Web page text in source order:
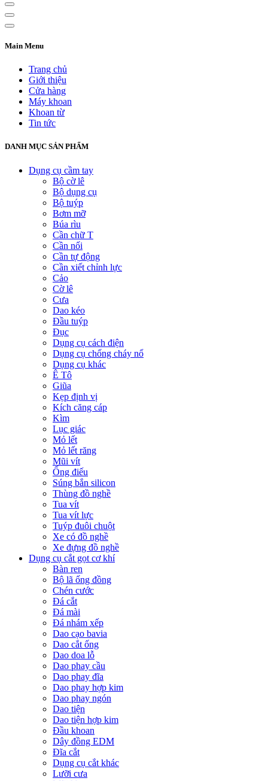
Main Menu
Trang chủ
Giới thiệu
Cửa hàng
Máy khoan
Khoan từ
Tin tức
DANH MỤC SẢN PHẨM
Dụng cụ cầm tay
Bộ cờ lê
Bộ dụng cụ
Bộ tuýp
Bơm mỡ
Búa rìu
Cần chữ T
Cần nối
Cần tự động
Cần xiết chỉnh lực
Cảo
Cờ lê
Cưa
Dao kéo
Đầu tuýp
Đục
Dụng cụ cách điện
Dụng cụ chống cháy nổ
Dụng cụ khác
Ê Tô
Giũa
Kẹp định vị
Kích căng cáp
Kìm
Lục giác
Mỏ lết
Mỏ lết răng
Mũi vít
Ống điếu
Súng bắn silicon
Thùng đồ nghề
Tua vít
Tua vít lực
Tuýp đuôi chuột
Xe có đồ nghề
Xe đựng đồ nghề
Dụng cụ cắt gọt cơ khí
Bàn ren
Bộ lã ống đồng
Chén cước
Đá cắt
Đá mài
Đá nhám xếp
Dao cạo bavia
Dao cắt ống
Dao doa lỗ
Dao phay cầu
Dao phay đĩa
Dao phay hợp kim
Dao phay ngón
Dao tiện
Dao tiện hợp kim
Đầu khoan
Dây đồng EDM
Đĩa cắt
Dụng cụ cắt khác
Lưỡi cưa